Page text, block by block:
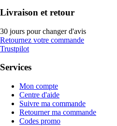
Livraison et retour
30 jours pour changer d'avis
Retournez votre commande
Trustpilot
Services
Mon compte
Centre d'aide
Suivre ma commande
Retourner ma commande
Codes promo